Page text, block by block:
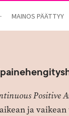
MAINOS PÄÄTTYY
Positive
ja